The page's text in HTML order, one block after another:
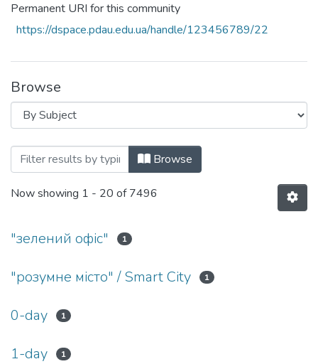
Permanent URI for this community
https://dspace.pdau.edu.ua/handle/123456789/22
Browse
Browsing Навчально-науковий
Browse
Now showing 1 - 20 of 7496
"зелений офіс" 1
"розумне місто" / Smart City 1
0-day 1
1-day 1